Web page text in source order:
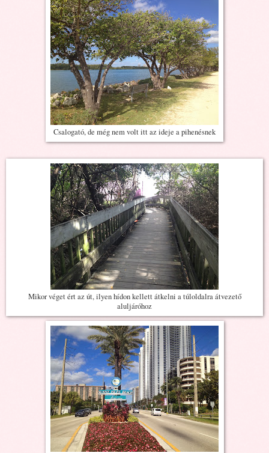
Csalogató, de még nem volt itt az ideje a pihenésnek
Mikor véget ért az út, ilyen hídon kellett átkelni a túloldalra átvezető
aluljáróhoz